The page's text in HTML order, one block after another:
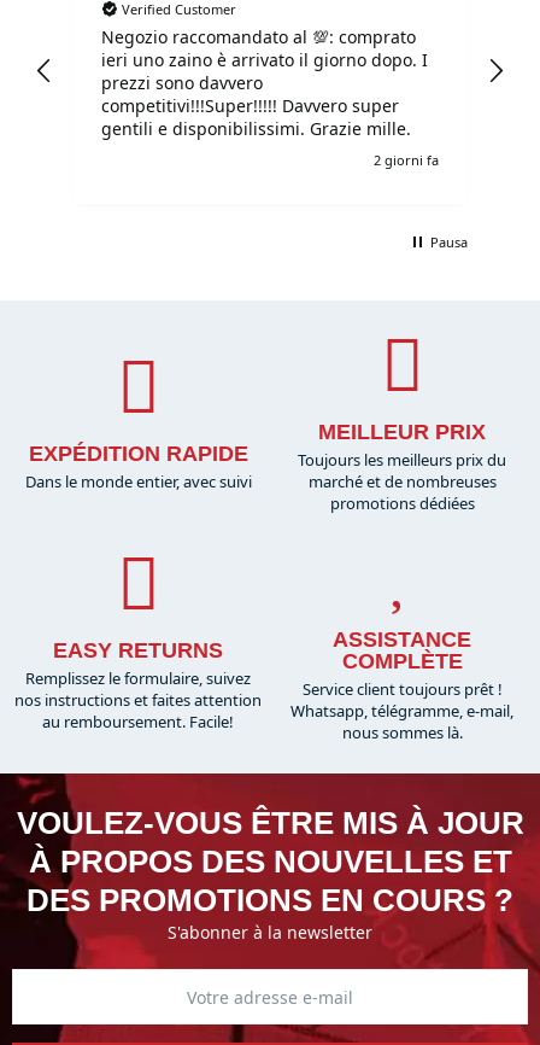
Construction en fibre de carbone haute performance pour plus
de puissance et de contrôle.
Léger et Durable
Équilibre optimisé entre poids et résistance pour un jeu fluide.
Où acheter l'équipement Heroe's
Beach Tennis aux France
Verified Customer
Negozio raccomandato al 💯: comprato
ieri uno zaino è arrivato il giorno dopo. I
prezzi sono davvero
competitivi!!!Super!!!!! Davvero super
gentili e disponibilissimi. Grazie mille.
2 giorni fa
Pausa
EXPÉDITION RAPIDE
Dans le monde entier, avec suivi
MEILLEUR PRIX
Toujours les meilleurs prix du
marché et de nombreuses
promotions dédiées
EASY RETURNS
Remplissez le formulaire, suivez
nos instructions et faites attention
au remboursement. Facile!
ASSISTANCE
COMPLÈTE
Service client toujours prêt !
Whatsapp, télégramme, e-mail,
nous sommes là.​
VOULEZ-VOUS ÊTRE MIS À JOUR
À PROPOS DES NOUVELLES ET
DES PROMOTIONS EN COURS ?
S'abonner à la newsletter